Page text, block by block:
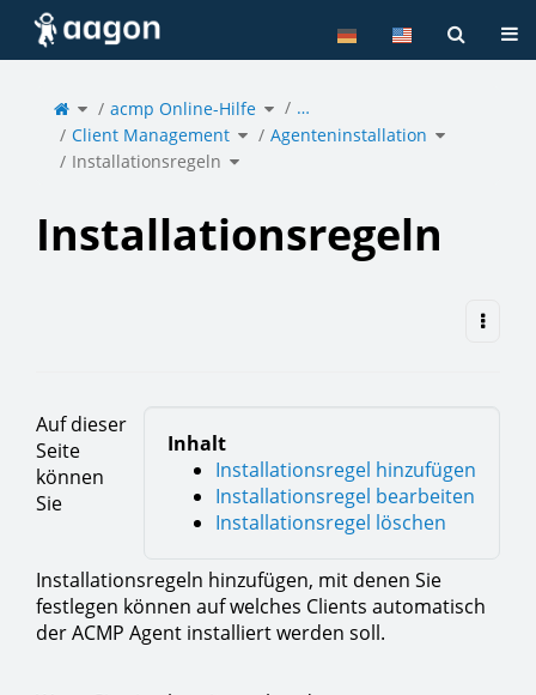
Startseite
Schalte
den
übergeordneten
Baum
von
Installationsregeln
um.
acmp Online-Hilfe Schalte
den
Verzeichnisbaum
unter
acmp
Online-
Hilfe
um.
…
Client Management Schalte
den
Verzeichnisbaum
unter
Client
Management
um.
Agenteninstallation Schalte
den
unter
Installationsregeln Schalte
den
Verzeichnisbaum
unter
Installationsregeln
Inhalt
Installationsregel hinzufügen
Installationsregel bearbeiten
Installationsregel löschen
Auf dieser
Seite
können
Sie
Installationsregeln hinzufügen, mit denen Sie
festlegen können auf welches Clients automatisch
der ACMP Agent installiert werden soll.